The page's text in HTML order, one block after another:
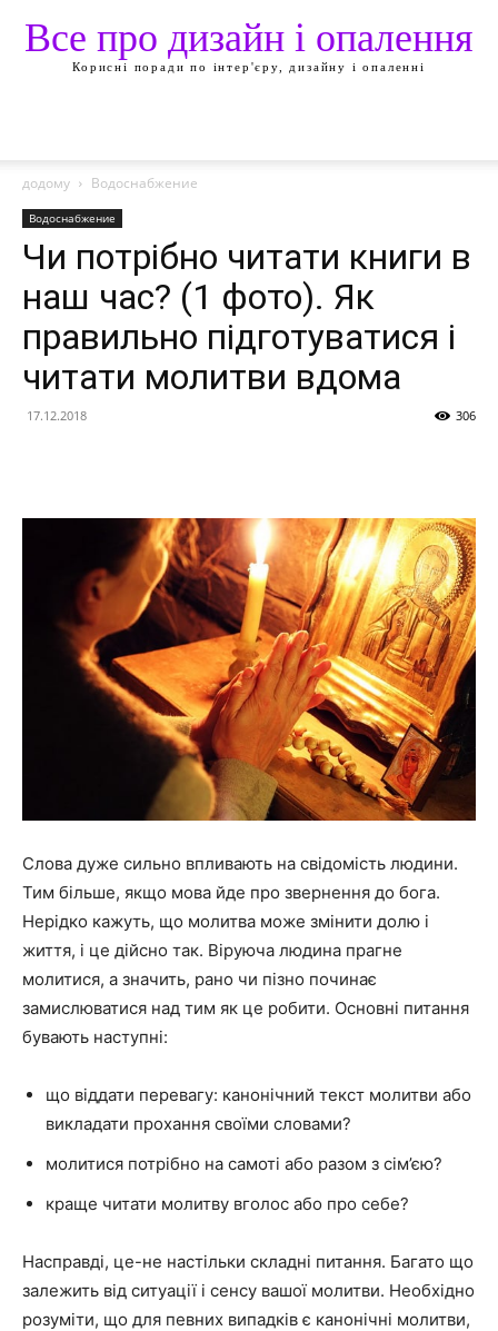
Все про дизайн і опалення
Корисні поради по інтер'єру, дизайну і опаленні
додому Водоснабжение
Водоснабжение
Чи потрібно читати книги в
наш час? (1 фото). Як
правильно підготуватися і
читати молитви вдома
17.12.2018 306
Слова дуже сильно впливають на свідомість людини.
Тим більше, якщо мова йде про звернення до бога.
Нерідко кажуть, що молитва може змінити долю і
життя, і це дійсно так. Віруюча людина прагне
молитися, а значить, рано чи пізно починає
замислюватися над тим як це робити. Основні питання
бувають наступні:
що віддати перевагу: канонічний текст молитви або
викладати прохання своїми словами?
молитися потрібно на самоті або разом з сім’єю?
краще читати молитву вголос або про себе?
Насправді, це-не настільки складні питання. Багато що
залежить від ситуації і сенсу вашої молитви. Необхідно
розуміти, що для певних випадків є канонічні молитви,